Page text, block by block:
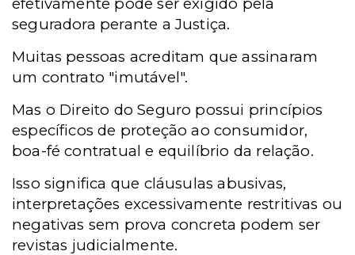
seguradora perante a Justiça.
Muitas pessoas acreditam que assinaram
um contrato "imutável".
Mas o Direito do Seguro possui princípios
específicos de proteção ao consumidor,
boa-fé contratual e equilíbrio da relação.
Isso significa que cláusulas abusivas,
interpretações excessivamente restritivas ou
negativas sem prova concreta podem ser
revistas judicialmente.